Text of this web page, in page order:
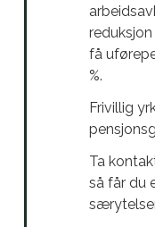
få
%.
Frivillig
Ta
så får du